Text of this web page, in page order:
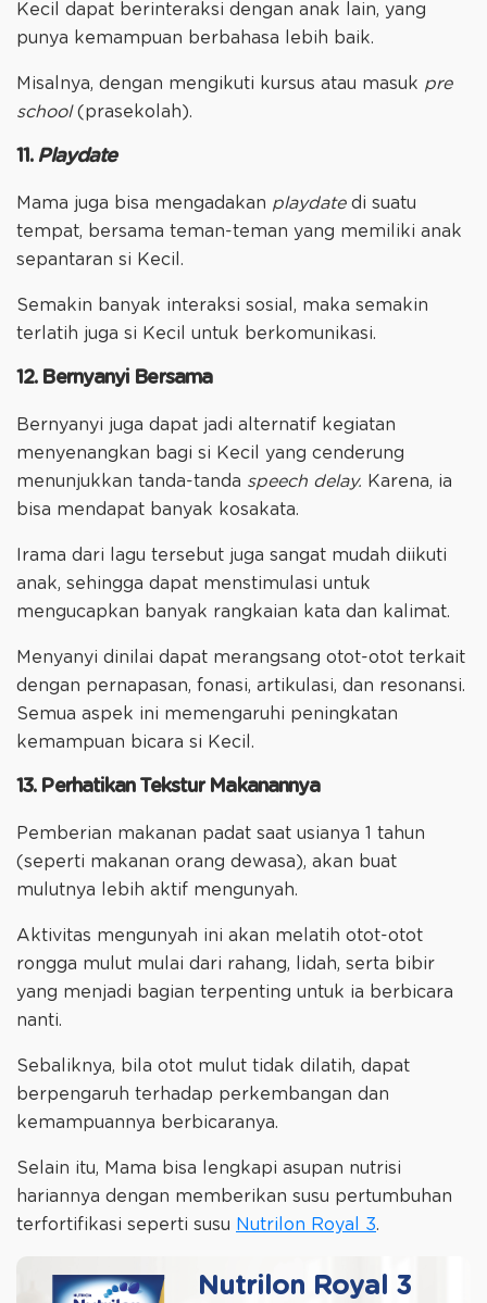
Kecil dapat berinteraksi dengan anak lain, yang
punya kemampuan berbahasa lebih baik.
Misalnya, dengan mengikuti kursus atau masuk pre
school(prasekolah).
11. Playdate
Mama juga bisa mengadakan playdate di suatu
tempat, bersama teman-teman yang memiliki anak
sepantaran si Kecil.
Semakin banyak interaksi sosial, maka semakin
terlatih juga si Kecil untuk berkomunikasi.
12. Bernyanyi Bersama
Bernyanyi juga dapat jadi alternatif kegiatan
menyenangkan bagi si Kecil yang cenderung
menunjukkan tanda-tanda speech delay. Karena, ia
bisa mendapat banyak kosakata.
Irama dari lagu tersebut juga sangat mudah diikuti
anak, sehingga dapat menstimulasi untuk
mengucapkan banyak rangkaian kata dan kalimat.
Menyanyi dinilai dapat merangsang otot-otot terkait
dengan pernapasan, fonasi, artikulasi, dan resonansi.
Semua aspek ini memengaruhi peningkatan
kemampuan bicara si Kecil.
13. Perhatikan Tekstur Makanannya
Pemberian makanan padat saat usianya 1 tahun
(seperti makanan orang dewasa), akan buat
mulutnya lebih aktif mengunyah.
Aktivitas mengunyah ini akan melatih otot-otot
rongga mulut mulai dari rahang, lidah, serta bibir
yang menjadi bagian terpenting untuk ia berbicara
nanti.
Sebaliknya, bila otot mulut tidak dilatih, dapat
berpengaruh terhadap perkembangan dan
kemampuannya berbicaranya.
Selain itu, Mama bisa lengkapi asupan nutrisi
hariannya dengan memberikan susu pertumbuhan
terfortifikasi seperti susu Nutrilon Royal 3.
Nutrilon Royal 3